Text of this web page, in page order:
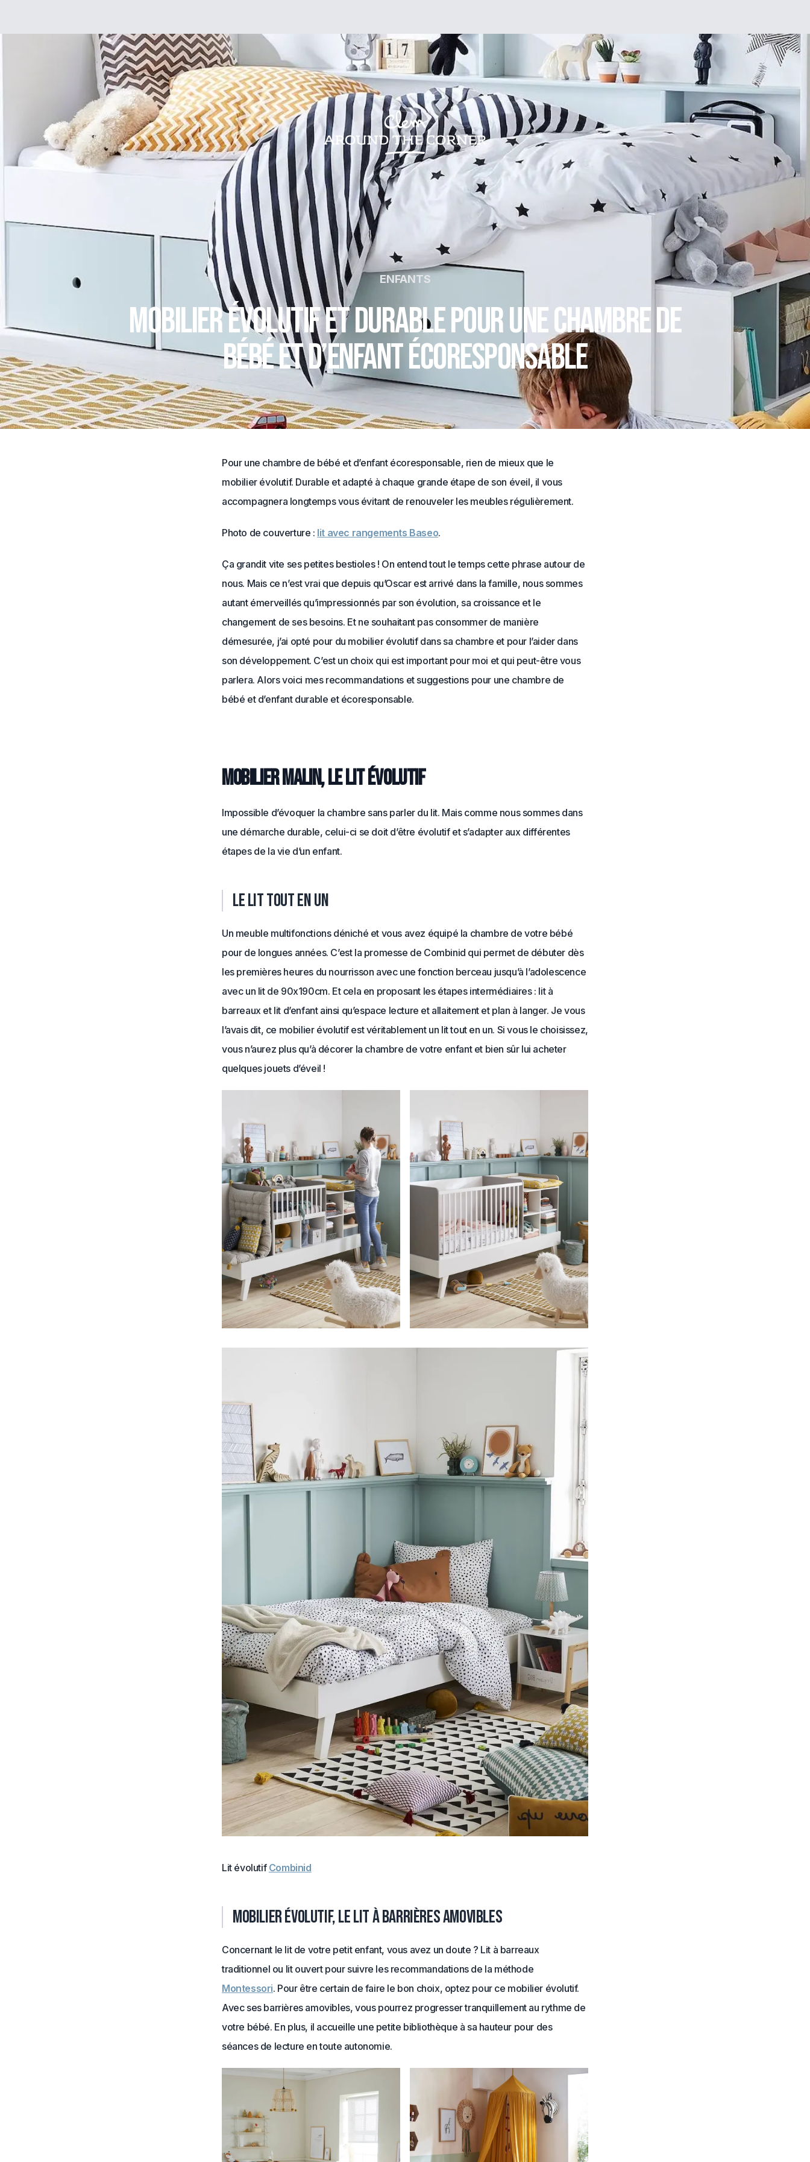
ENFANTS
Mobilier évolutif et durable pour une chambre de
bébé et d’enfant écoresponsable
Pour une chambre de bébé et d’enfant écoresponsable, rien de mieux que le
mobilier évolutif. Durable et adapté à chaque grande étape de son éveil, il vous
accompagnera longtemps vous évitant de renouveler les meubles régulièrement.
Photo de couverture : lit avec rangements Baseo.
Ça grandit vite ses petites bestioles ! On entend tout le temps cette phrase autour de
nous. Mais ce n’est vrai que depuis qu’Oscar est arrivé dans la famille, nous sommes
autant émerveillés qu’impressionnés par son évolution, sa croissance et le
changement de ses besoins. Et ne souhaitant pas consommer de manière
démesurée, j’ai opté pour du mobilier évolutif dans sa chambre et pour l’aider dans
son développement. C’est un choix qui est important pour moi et qui peut-être vous
parlera. Alors voici mes recommandations et suggestions pour une chambre de
bébé et d’enfant durable et écoresponsable.
Mobilier malin, le lit évolutif
Impossible d’évoquer la chambre sans parler du lit. Mais comme nous sommes dans
une démarche durable, celui-ci se doit d’être évolutif et s’adapter aux différentes
étapes de la vie d’un enfant.
Le lit tout en un
Un meuble multifonctions déniché et vous avez équipé la chambre de votre bébé
pour de longues années. C’est la promesse de Combinid qui permet de débuter dès
les premières heures du nourrisson avec une fonction berceau jusqu’à l’adolescence
avec un lit de 90x190cm. Et cela en proposant les étapes intermédiaires : lit à
barreaux et lit d’enfant ainsi qu’espace lecture et allaitement et plan à langer. Je vous
l’avais dit, ce mobilier évolutif est véritablement un lit tout en un. Si vous le choisissez,
vous n’aurez plus qu’à décorer la chambre de votre enfant et bien sûr lui acheter
quelques jouets d’éveil !
Lit évolutif Combinid
Mobilier évolutif, le lit à barrières amovibles
Concernant le lit de votre petit enfant, vous avez un doute ? Lit à barreaux
traditionnel ou lit ouvert pour suivre les recommandations de la méthode
Montessori. Pour être certain de faire le bon choix, optez pour ce mobilier évolutif.
Avec ses barrières amovibles, vous pourrez progresser tranquillement au rythme de
votre bébé. En plus, il accueille une petite bibliothèque à sa hauteur pour des
séances de lecture en toute autonomie.